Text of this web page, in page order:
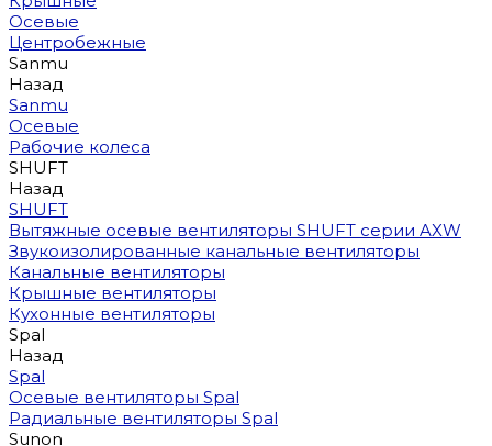
Осевые
Центробежные
Sanmu
Назад
Sanmu
Осевые
Рабочие колеса
SHUFT
Назад
SHUFT
Вытяжные осевые вентиляторы SHUFT серии AXW
Звукоизолированные канальные вентиляторы
Канальные вентиляторы
Крышные вентиляторы
Кухонные вентиляторы
Spal
Назад
Spal
Осевые вентиляторы Spal
Радиальные вентиляторы Spal
Sunon